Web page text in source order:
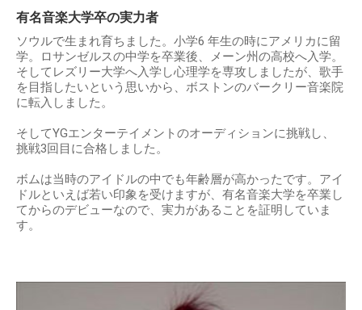
有名⾳楽⼤学卒の実力者
ソウルで⽣まれ育ちました。⼩学6 年⽣の時にアメリカに留
学。ロサンゼルスの中学を卒業後、メーン州の⾼校へ⼊学。
そしてレズリー⼤学へ⼊学し⼼理学を専攻しましたが、歌⼿
を⽬指したいという思いから、ボストンのバークリー⾳楽院
に転⼊しました。
そしてYGエンターテイメントのオーディションに挑戦し、
挑戦3回⽬に合格しました。
ボムは当時のアイドルの中でも年齢層が⾼かったです。アイ
ドルといえば若い印象を受けますが、有名⾳楽⼤学を卒業し
てからのデビューなので、実⼒があることを証明していま
す。